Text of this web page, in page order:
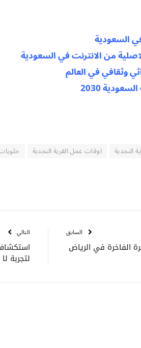
السعودية
من الانترنت في السعودية
وثقافي في العالم
2030
النجدية اوقات عمل القرية النجدية
السابق
الفاخرة في الرياض
التالي
لتجربة